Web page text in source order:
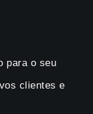
para o seu
clientes e